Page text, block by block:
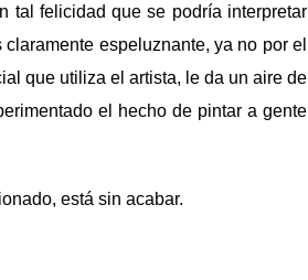
tal felicidad que se podría interpretar
espeluznante, ya no por el
que utiliza el artista, le da un aire de
el hecho de pintar a gente
está sin acabar.